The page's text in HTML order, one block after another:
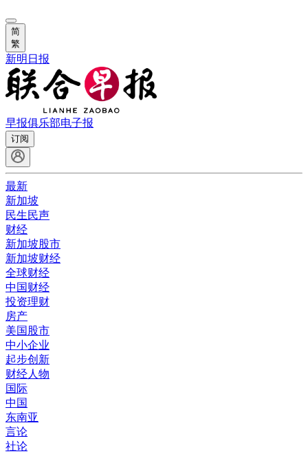
简
繁
新明日报
早报俱乐部电子报
订阅
最新
新加坡
民生民声
财经
新加坡股市
新加坡财经
全球财经
中国财经
投资理财
房产
美国股市
中小企业
起步创新
财经人物
国际
中国
东南亚
言论
社论